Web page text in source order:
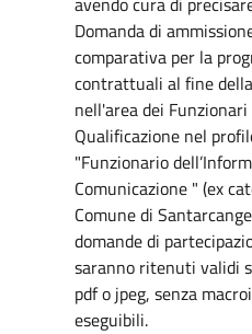
Domanda di
comparativa per la
contrattuali al fine
nell'area dei
Qualificazione nel
"Funzionario
Comunicazione " (ex
Comune di
domande di
saranno ritenuti validi
pdf o jpeg, senza
eseguibili.